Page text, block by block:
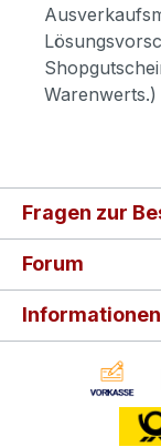
Warenwerts.)
Fragen zur
Forum
Informationen